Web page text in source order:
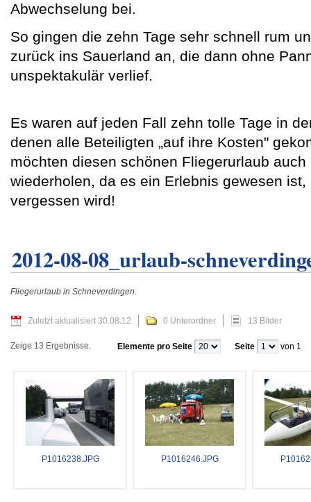
Abwechselung bei.
So gingen die zehn Tage sehr schnell rum
zurück ins Sauerland an, die dann ohne
unspektakulär verlief.
Es waren auf jeden Fall zehn tolle Tage in
denen alle Beteiligten „auf ihre Kosten"
möchten diesen schönen Fliegerurlaub
wiederholen, da es ein Erlebnis gewesen
vergessen wird!
2012-08-08_urlaub-
Fliegerurlaub in Schneverdingen.
Zuletzt aktualisiert 30.08.12 0 Unterordner 13 Bilder
Zeige 13 Ergebnisse. Elemente pro Seite Seite von 1
P1016238.JPG P1016246.JPG